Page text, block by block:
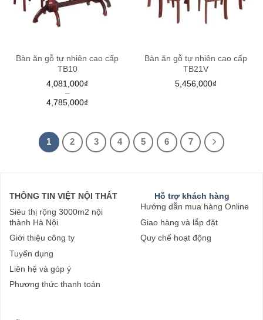
Bàn ăn gỗ tự nhiên cao cấp
TB10
4,081,000₫
–
4,785,000₫
Bàn ăn gỗ tự nhiên cao cấp
TB21V
5,456,000₫
1 2 3 4 5 6 7
THÔNG TIN VIỆT NỘI THẤT
Siêu thị rộng 3000m2 nội
thành Hà Nội
Giới thiệu công ty
Tuyển dụng
Liên hệ và góp ý
Phương thức thanh toán
Hỗ trợ khách hàng
Hướng dẫn mua hàng Online
Giao hàng và lắp đặt
Quy chế hoạt động